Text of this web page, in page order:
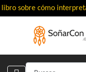
libro sobre cómo
Buscar